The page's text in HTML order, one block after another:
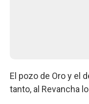
El pozo de Oro y el
tanto, al Revancha